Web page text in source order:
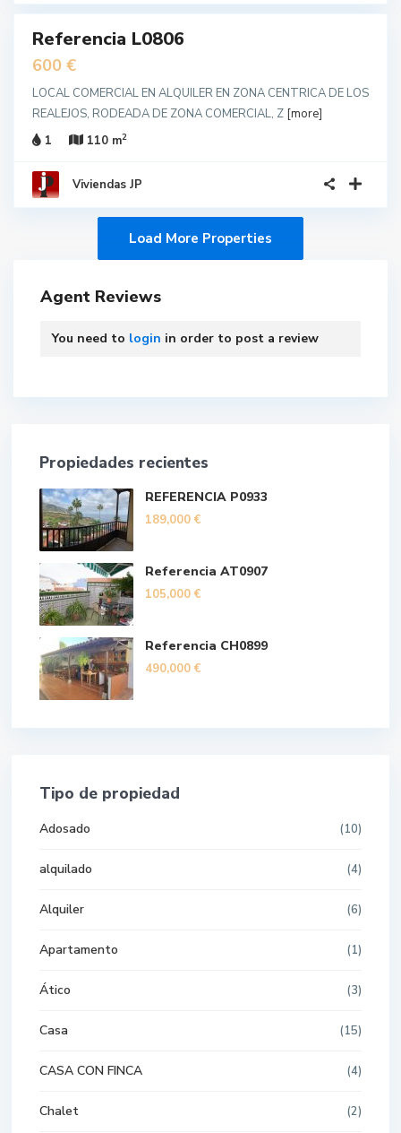
Referencia L0806
600 €
LOCAL COMERCIAL EN ALQUILER EN ZONA CENTRICA DE LOS
REALEJOS, RODEADA DE ZONA COMERCIAL, Z [more]
1
110 m2
Viviendas JP
Agent Reviews
You need to login in order to post a review
Propiedades recientes
REFERENCIA P0933
189,000 €
Referencia AT0907
105,000 €
Referencia CH0899
490,000 €
Tipo de propiedad
Adosado (10)
alquilado (4)
Alquiler (6)
Apartamento (1)
Ático (3)
Casa (15)
CASA CON FINCA (4)
Chalet (2)